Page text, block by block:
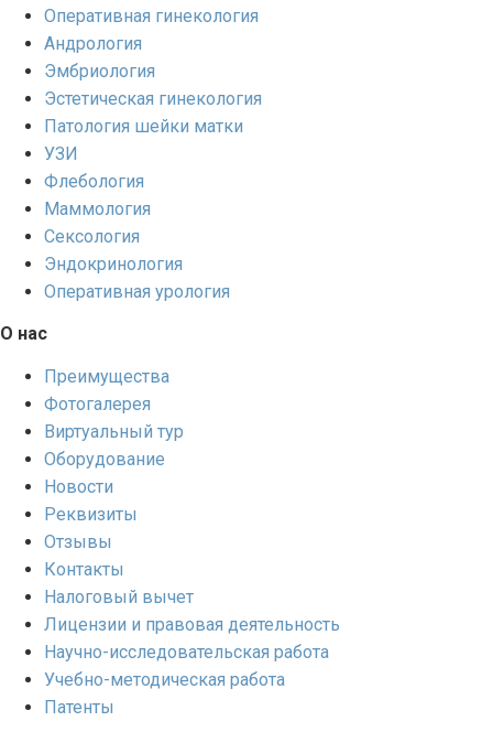
Оперативная гинекология
Андрология
Эмбриология
Эстетическая гинекология
Патология шейки матки
УЗИ
Флебология
Маммология
Сексология
Эндокринология
Оперативная урология
О нас
Преимущества
Фотогалерея
Виртуальный тур
Оборудование
Новости
Реквизиты
Отзывы
Контакты
Налоговый вычет
Лицензии и правовая деятельность
Научно-исследовательская работа
Учебно-методическая работа
Патенты